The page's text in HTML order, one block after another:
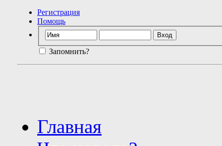
Регистрация
Помощь
Запомнить?
Главная